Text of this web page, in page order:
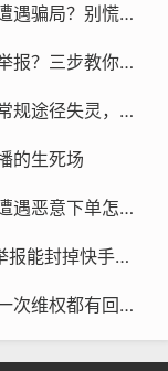
在快手被机构骗签约怎么办，快手签约遭遇骗局？别慌，手把手教你绝地反击
在快手被恶意举报怎么办，快手被恶意举报？三步教你沉着应对，化险为夷
在哪里举报快手，快手举报全攻略，当常规途径失灵，你还可以这样做
的生死场
快手平台如何投诉恶意买家，快手商家遭遇恶意下单怎么办？这份自救+外援指南请收好
200个举报可以封掉快手号吗，200个举报能封掉快手号吗？别被集火谣言误导了
快手举报有效果吗，快手举报，你的每一次维权都有回响吗？